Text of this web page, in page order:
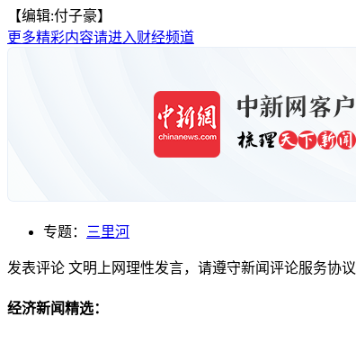
【编辑:付子豪】
更多精彩内容请进入财经频道
专题： 三里河
发表评论 文明上网理性发言，请遵守新闻评论服务协议
经济新闻精选：